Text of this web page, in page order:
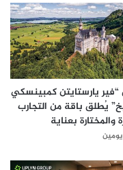
يارستايتن كمبينسكي
يُطلق باقة من التجارب
والمختارة بعناية